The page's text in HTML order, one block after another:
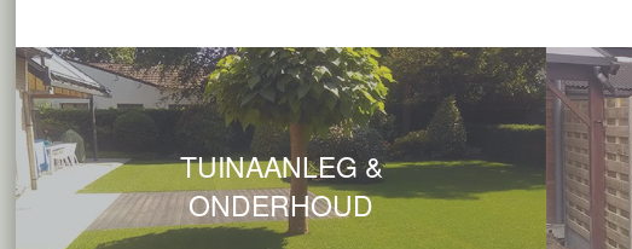
TUINAANLEG &
ONDERHOUD